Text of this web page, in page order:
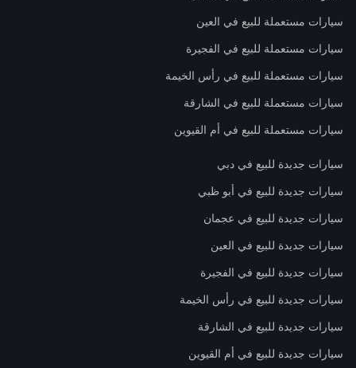
سيارات مستعملة للبيع في العين
سيارات مستعملة للبيع في الفجيرة
سيارات مستعملة للبيع في رأس الخيمة
سيارات مستعملة للبيع في الشارقة
سيارات مستعملة للبيع في أم القيوين
سيارات جديدة للبيع في دبي
سيارات جديدة للبيع في أبو ظبي
سيارات جديدة للبيع في عجمان
سيارات جديدة للبيع في العين
سيارات جديدة للبيع في الفجيرة
سيارات جديدة للبيع في رأس الخيمة
سيارات جديدة للبيع في الشارقة
سيارات جديدة للبيع في أم القيوين